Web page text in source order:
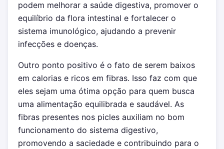
podem melhorar a saúde digestiva, promover o
equilíbrio da flora intestinal e fortalecer o
sistema imunológico, ajudando a prevenir
infecções e doenças.
Outro ponto positivo é o fato de serem baixos
em calorias e ricos em fibras. Isso faz com que
eles sejam uma ótima opção para quem busca
uma alimentação equilibrada e saudável. As
fibras presentes nos picles auxiliam no bom
funcionamento do sistema digestivo,
promovendo a saciedade e contribuindo para o